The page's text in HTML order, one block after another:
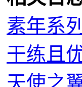
素年系
干练且
天使之